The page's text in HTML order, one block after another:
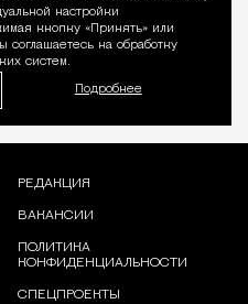
настройки
кнопку «Принять» или
соглашаетесь на обработку
систем.
Подробнее
РЕДАКЦИЯ
ВАКАНСИИ
ПОЛИТИКА
КОНФИДЕНЦИАЛЬНОСТИ
СПЕЦПРОЕКТЫ